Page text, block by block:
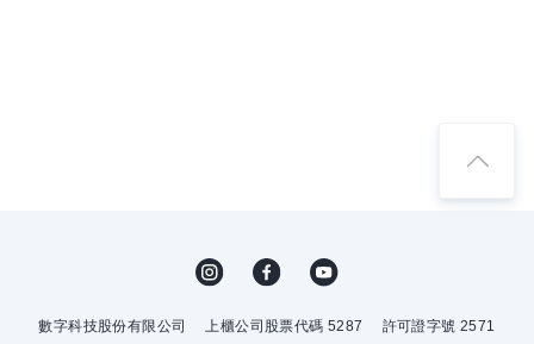
數字科技股份有限公司 上櫃公司股票代碼 5287 許可證字號 2571